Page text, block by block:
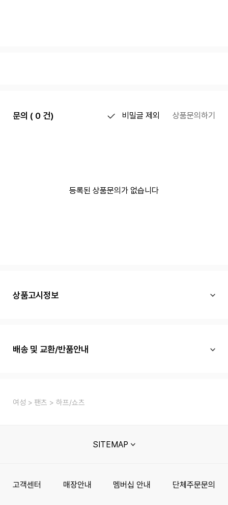
문의 ( 0 건) 비밀글 제외 상품문의하기
등록된 상품문의가 없습니다
상품고시정보
배송 및 교환/반품안내
여성 팬츠 하프/쇼츠
SITEMAP
고객센터 매장안내 멤버십 안내 단체주문문의